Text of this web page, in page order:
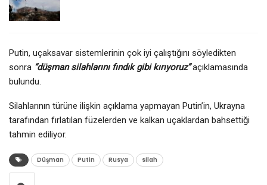
Putin, uçaksavar sistemlerinin çok iyi çalıştığını söyledikten
sonra “düşman silahlarını fındık gibi kırıyoruz”açıklamasında
bulundu.
Silahlarının türüne ilişkin açıklama yapmayan Putin’in, Ukrayna
tarafından fırlatılan füzelerden ve kalkan uçaklardan bahsettiği
tahmin ediliyor.
Düşman Putin Rusya silah